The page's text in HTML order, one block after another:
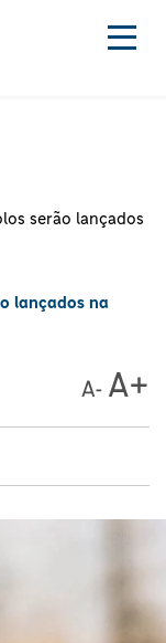
serão lançados
lançados na